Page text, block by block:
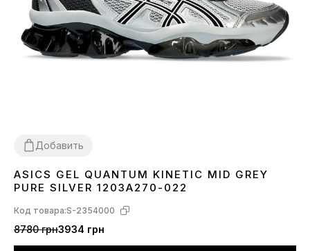
Добавить
36 37383940 41 424344 45
ASICS GEL QUANTUM KINETIC MID GREY
PURE SILVER 1203A270-022
Код товара:S-2354000
8780 грн3934 грн